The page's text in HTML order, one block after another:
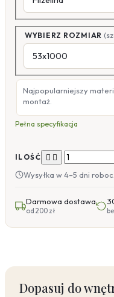
WYBIERZ ROZMIAR
Najpopularniejszy
montaż.
Pełna specyfikacja
ILOŚĆ  
Wysyłka w 4–5 dni
Darmowa dostawa
od 200 zł
Dopasuj do